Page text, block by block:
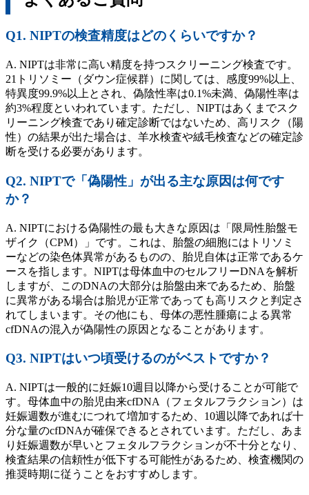
Q1. NIPTの検査精度はどのくらいですか？
A. NIPTは非常に高い精度を持つスクリーニング検査です。
21トリソミー（ダウン症候群）に関しては、感度99%以上、
特異度99.9%以上とされ、偽陰性率は0.1%未満、偽陽性率は
約3%程度といわれています。ただし、NIPTはあくまでスク
リーニング検査であり確定診断ではないため、高リスク（陽
性）の結果が出た場合は、羊水検査や絨毛検査などの確定診
断を受ける必要があります。
Q2. NIPTで「偽陽性」が出る主な原因は何です
か？
A. NIPTにおける偽陽性の最も大きな原因は「限局性胎盤モ
ザイク（CPM）」です。これは、胎盤の細胞にはトリソミ
ーなどの染色体異常があるものの、胎児自体は正常であるケ
ースを指します。NIPTは母体血中のセルフリーDNAを解析
しますが、このDNAの大部分は胎盤由来であるため、胎盤
に異常がある場合は胎児が正常であっても高リスクと判定さ
れてしまいます。その他にも、母体の悪性腫瘍による異常
cfDNAの混入が偽陽性の原因となることがあります。
Q3. NIPTはいつ頃受けるのがベストですか？
A. NIPTは一般的に妊娠10週目以降から受けることが可能で
す。母体血中の胎児由来cfDNA（フェタルフラクション）は
妊娠週数が進むにつれて増加するため、10週以降であれば十
分な量のcfDNAが確保できるとされています。ただし、あま
り妊娠週数が早いとフェタルフラクションが不十分となり、
検査結果の信頼性が低下する可能性があるため、検査機関の
推奨時期に従うことをおすすめします。